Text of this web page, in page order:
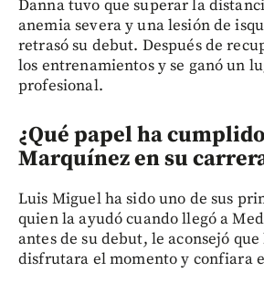
Danna tuvo que superar la
anemia severa y una lesión de
retrasó su debut. Después de
los entrenamientos y se ganó un
profesional.
¿Qué papel ha
Marquínez en su
Luis Miguel ha sido uno de sus
quien la ayudó cuando llegó a
antes de su debut, le aconsejó
disfrutara el momento y confiara